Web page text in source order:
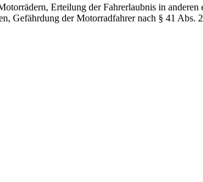
Erteilung der Fahrerlaubnis in
Gefährdung der Motorradfahrer nach § 41 Abs.